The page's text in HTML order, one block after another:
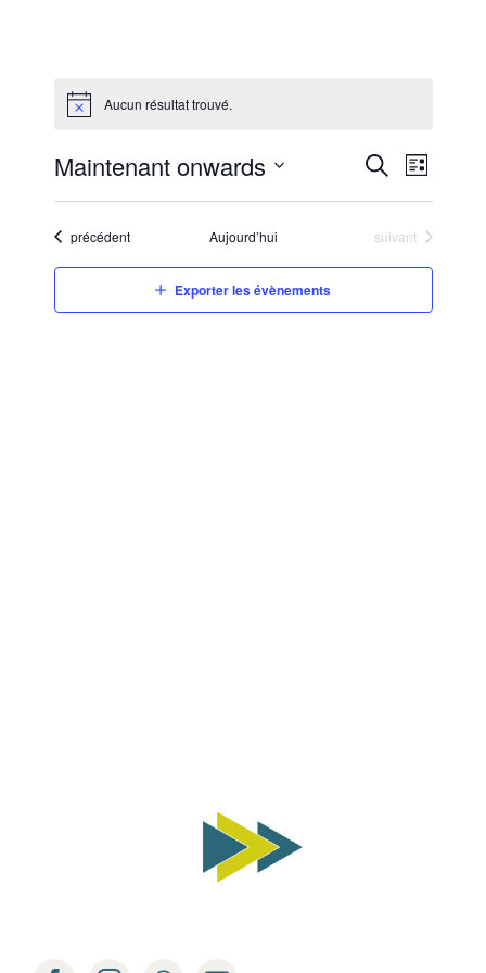
Aucun résultat trouvé.
et
de
de
Liste
Maintenant onwards
Sélectionnez
uneÉvènements
précédent Aujourd’hui Évènements
suivant
Exporter les évènements